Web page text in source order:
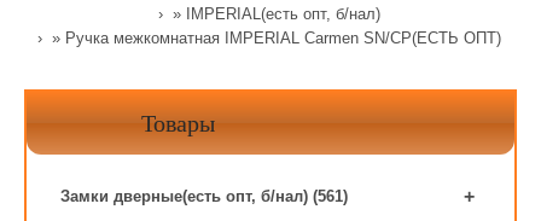
»
IMPERIAL(есть опт, б/нал)
» Ручка межкомнатная IMPERIAL Carmen SN/CP(ЕСТЬ ОПТ)
Товары
Замки дверные(есть опт, б/нал) (561) +